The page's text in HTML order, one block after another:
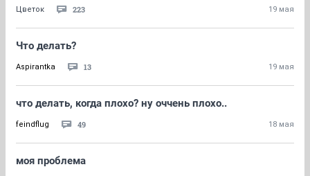
Цветок 223 19 мая
Что делать?
Aspirantka 13 19 мая
что делать, когда плохо? ну оччень плохо..
feindflug 49 18 мая
моя проблема